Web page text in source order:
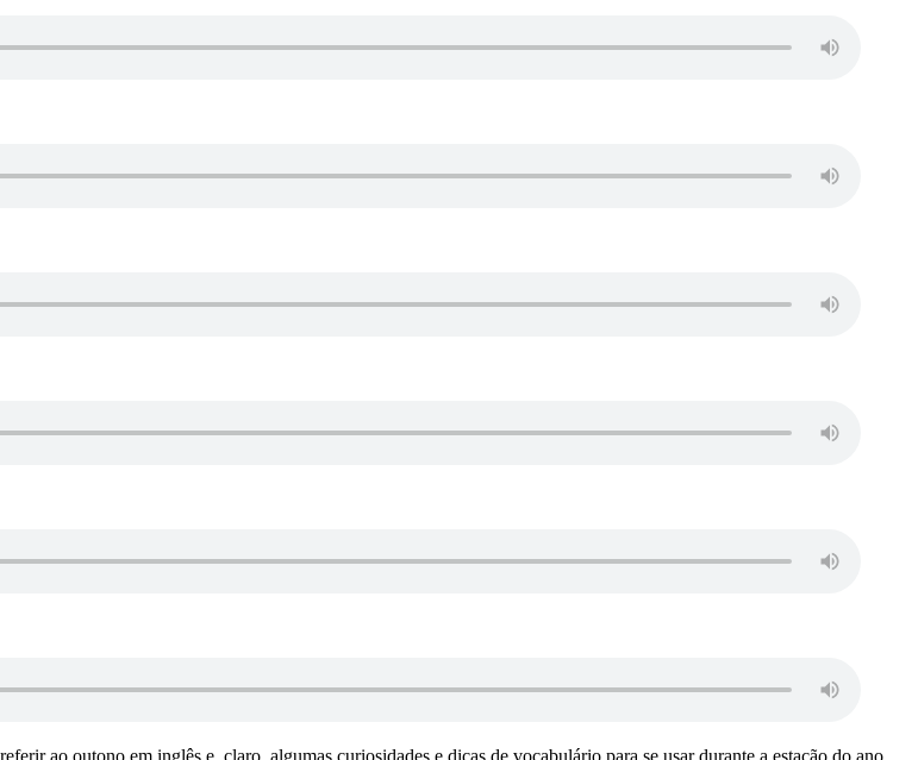
ao outono em inglês e, claro, algumas curiosidades e dicas de vocabulário para se usar durante a estação do ano.